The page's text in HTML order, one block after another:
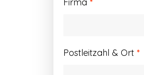
Firma *
Postleitzahl & Ort *